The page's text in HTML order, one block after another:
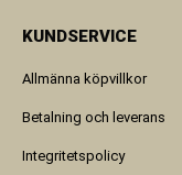
KUNDSERVICE
Allmänna köpvillkor
Betalning och leverans
Integritetspolicy